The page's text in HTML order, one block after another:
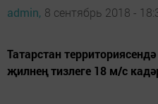
admin, 8 сентябрь 2018 -
Татарстан
җилнең тизлеге 18 м/с